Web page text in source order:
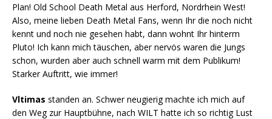
Plan! Old School Death Metal aus Herford, Nordrhein West!
Also, meine lieben Death Metal Fans, wenn Ihr die noch nicht
kennt und noch nie gesehen habt, dann wohnt Ihr hinterm
Pluto! Ich kann mich täuschen, aber nervös waren die Jungs
schon, wurden aber auch schnell warm mit dem Publikum!
Starker Auftritt, wie immer!
Vltimas standen an. Schwer neugierig machte ich mich auf
den Weg zur Hauptbühne, nach WILT hatte ich so richtig Lust